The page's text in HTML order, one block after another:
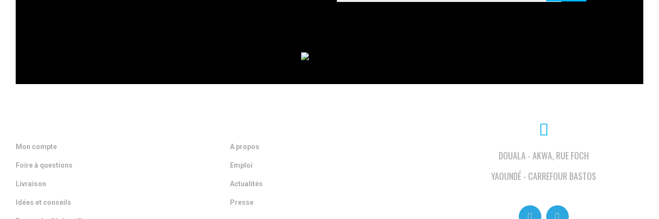
Mon compte
Foire à questions
Livraison
Idées et conseils
A propos
Emploi
Actualités
Presse
DOUALA - AKWA, RUE FOCH
YAOUNDÉ - CARREFOUR BASTOS